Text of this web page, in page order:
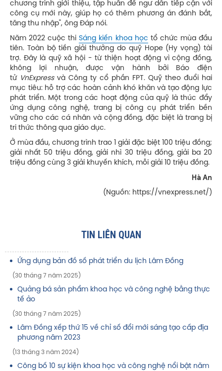
chương trình giới thiệu, tập huấn để ngư dân tiếp cận với
công cụ mới này, giúp họ có thêm phương án đánh bắt,
tăng thu nhập", ông Đáp nói.
Năm 2022 cuộc thi Sáng kiến khoa học tổ chức mùa đầu
tiên. Toàn bộ tiền giải thưởng do quỹ Hope (Hy vọng) tài
trợ. Đây là quỹ xã hội - từ thiện hoạt động vì cộng đồng,
không lợi nhuận, được vận hành bởi Báo điện
tử VnExpress và Công ty cổ phần FPT. Quỹ theo đuổi hai
mục tiêu: hỗ trợ các hoàn cảnh khó khăn và tạo động lực
phát triển. Một trong các hoạt động của quỹ là thúc đẩy
ứng dụng công nghệ, trang bị công cụ phát triển bền
vững cho các cá nhân và cộng đồng, đặc biệt là trang bị
tri thức thông qua giáo dục.
Ở mùa đầu, chương trình trao 1 giải đặc biệt 100 triệu đồng;
giải nhất 50 triệu đồng, giải nhì 30 triệu đồng, giải ba 20
triệu đồng cùng 3 giải khuyến khích, mỗi giải 10 triệu đồng.
Hà An
(Nguồn: https://vnexpress.net/)
TIN LIÊN QUAN
Ứng dụng bản đồ số phát triển du lịch Lâm Đồng
(30 tháng 7 năm 2025)
Quảng bá sản phẩm khoa học và công nghệ bằng thực
tế ảo
(30 tháng 7 năm 2025)
Lâm Đồng xếp thứ 15 về chỉ số đổi mới sáng tạo cấp địa
phương năm 2023
(13 tháng 3 năm 2024)
Công bố 10 sự kiện khoa học và công nghệ nổi bật năm